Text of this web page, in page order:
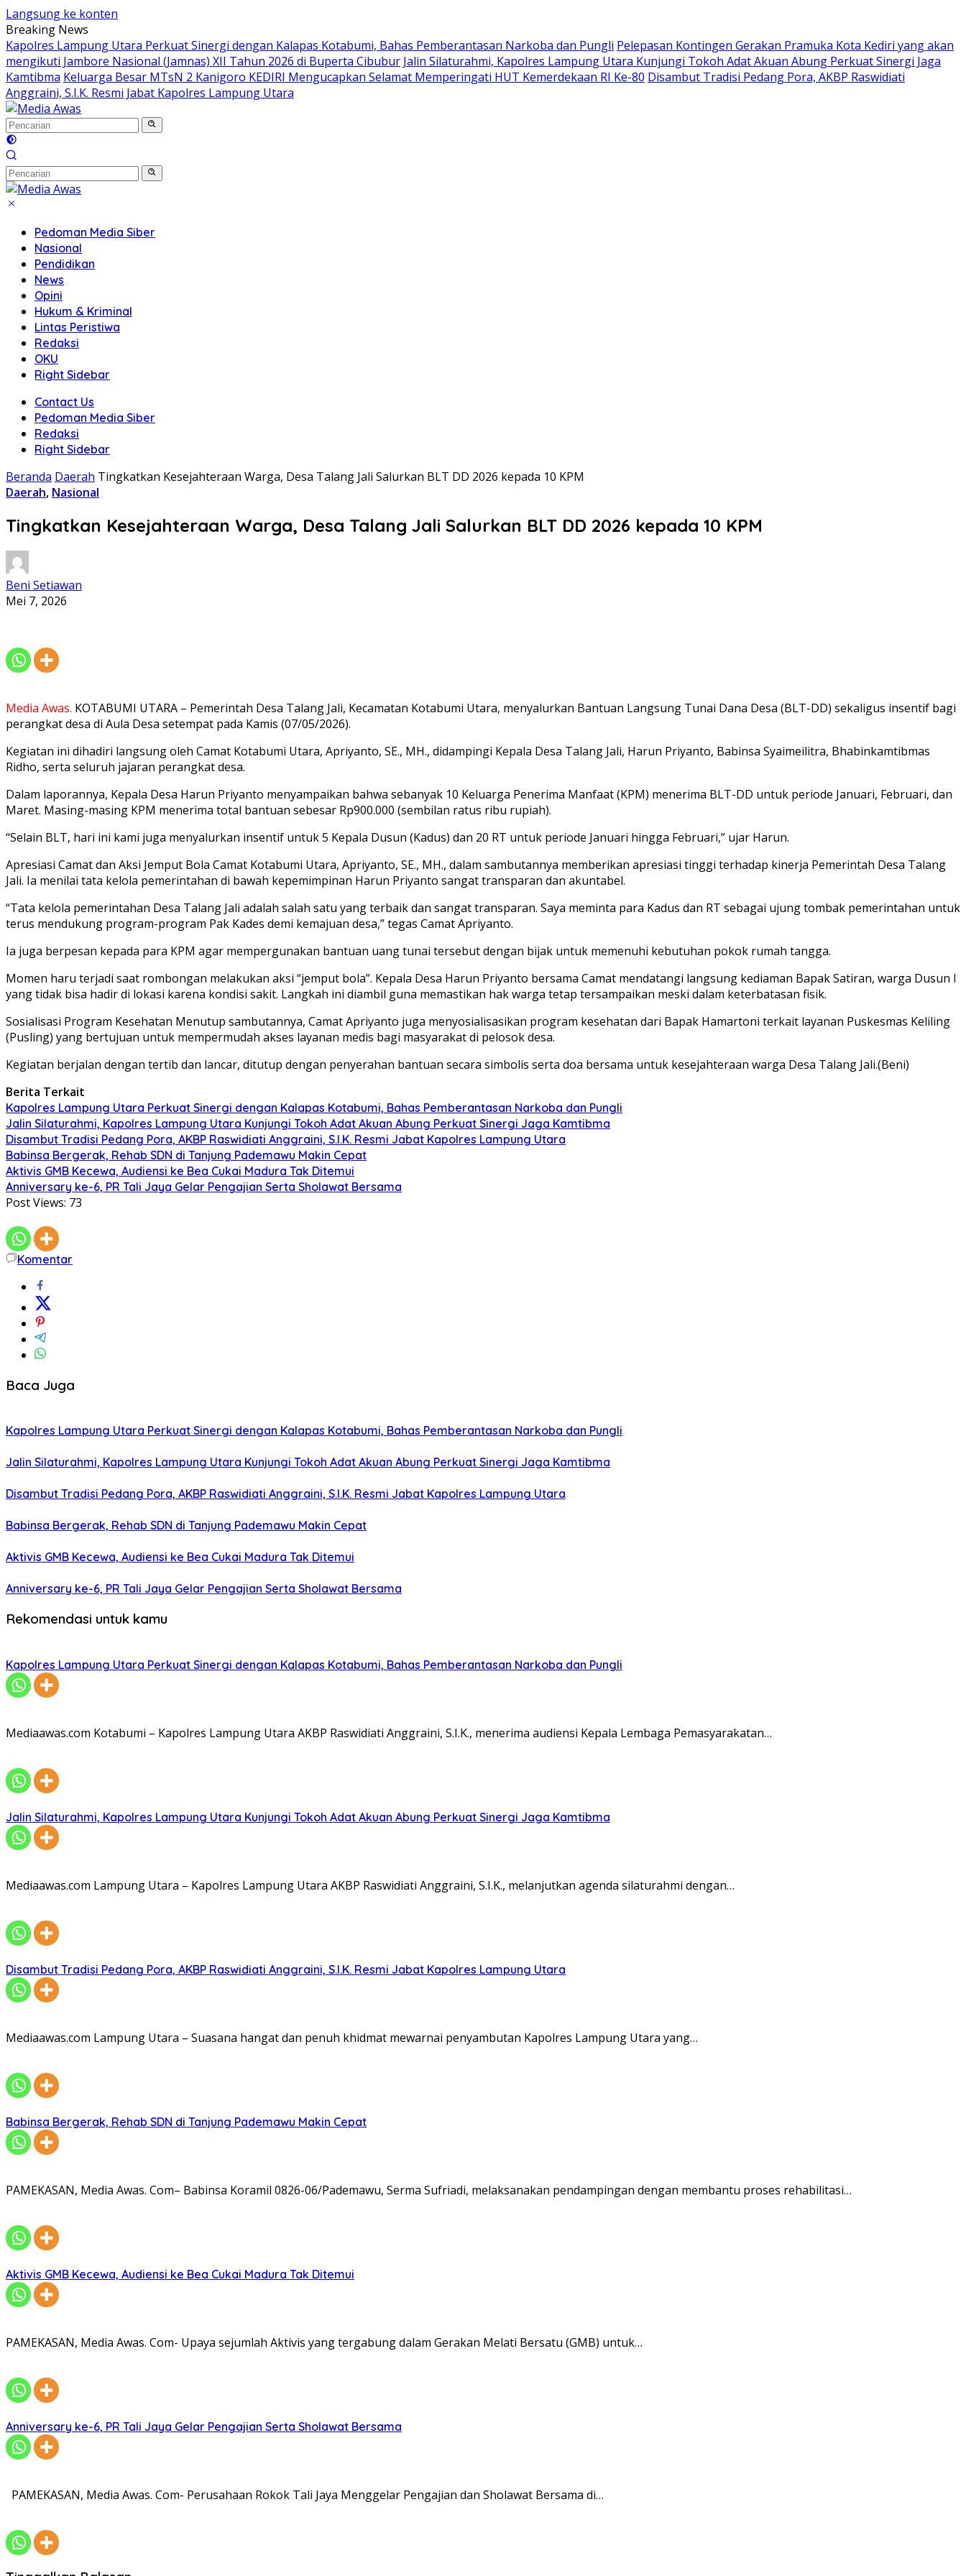
Langsung ke konten
Breaking News
Kapolres Lampung Utara Perkuat Sinergi dengan Kalapas Kotabumi, Bahas Pemberantasan Narkoba dan Pungli Pelepasan Kontingen Gerakan Pramuka Kota Kediri yang akan
mengikuti Jambore Nasional (Jamnas) XII Tahun 2026 di Buperta Cibubur Jalin Silaturahmi, Kapolres Lampung Utara Kunjungi Tokoh Adat Akuan Abung Perkuat Sinergi Jaga
Kamtibma Keluarga Besar MTsN 2 Kanigoro KEDIRI Mengucapkan Selamat Memperingati HUT Kemerdekaan RI Ke-80 Disambut Tradisi Pedang Pora, AKBP Raswidiati
Anggraini, S.I.K. Resmi Jabat Kapolres Lampung Utara
Pedoman Media Siber
Nasional
Pendidikan
News
Opini
Hukum & Kriminal
Lintas Peristiwa
Redaksi
OKU
Right Sidebar
Contact Us
Pedoman Media Siber
Redaksi
Right Sidebar
Beranda Daerah Tingkatkan Kesejahteraan Warga, Desa Talang Jali Salurkan BLT DD 2026 kepada 10 KPM
Daerah, Nasional
Tingkatkan Kesejahteraan Warga, Desa Talang Jali Salurkan BLT DD 2026 kepada 10 KPM
Beni Setiawan
Mei 7, 2026
Media Awas. KOTABUMI UTARA – Pemerintah Desa Talang Jali, Kecamatan Kotabumi Utara, menyalurkan Bantuan Langsung Tunai Dana Desa (BLT-DD) sekaligus insentif bagi
perangkat desa di Aula Desa setempat pada Kamis (07/05/2026).
Kegiatan ini dihadiri langsung oleh Camat Kotabumi Utara, Apriyanto, SE., MH., didampingi Kepala Desa Talang Jali, Harun Priyanto, Babinsa Syaimeilitra, Bhabinkamtibmas
Ridho, serta seluruh jajaran perangkat desa.
Dalam laporannya, Kepala Desa Harun Priyanto menyampaikan bahwa sebanyak 10 Keluarga Penerima Manfaat (KPM) menerima BLT-DD untuk periode Januari, Februari, dan
Maret. Masing-masing KPM menerima total bantuan sebesar Rp900.000 (sembilan ratus ribu rupiah).
“Selain BLT, hari ini kami juga menyalurkan insentif untuk 5 Kepala Dusun (Kadus) dan 20 RT untuk periode Januari hingga Februari,” ujar Harun.
Apresiasi Camat dan Aksi Jemput Bola Camat Kotabumi Utara, Apriyanto, SE., MH., dalam sambutannya memberikan apresiasi tinggi terhadap kinerja Pemerintah Desa Talang
Jali. Ia menilai tata kelola pemerintahan di bawah kepemimpinan Harun Priyanto sangat transparan dan akuntabel.
“Tata kelola pemerintahan Desa Talang Jali adalah salah satu yang terbaik dan sangat transparan. Saya meminta para Kadus dan RT sebagai ujung tombak pemerintahan untuk
terus mendukung program-program Pak Kades demi kemajuan desa,” tegas Camat Apriyanto.
Ia juga berpesan kepada para KPM agar mempergunakan bantuan uang tunai tersebut dengan bijak untuk memenuhi kebutuhan pokok rumah tangga.
Momen haru terjadi saat rombongan melakukan aksi “jemput bola”. Kepala Desa Harun Priyanto bersama Camat mendatangi langsung kediaman Bapak Satiran, warga Dusun I
yang tidak bisa hadir di lokasi karena kondisi sakit. Langkah ini diambil guna memastikan hak warga tetap tersampaikan meski dalam keterbatasan fisik.
Sosialisasi Program Kesehatan Menutup sambutannya, Camat Apriyanto juga menyosialisasikan program kesehatan dari Bapak Hamartoni terkait layanan Puskesmas Keliling
(Pusling) yang bertujuan untuk mempermudah akses layanan medis bagi masyarakat di pelosok desa.
Kegiatan berjalan dengan tertib dan lancar, ditutup dengan penyerahan bantuan secara simbolis serta doa bersama untuk kesejahteraan warga Desa Talang Jali.(Beni)
Berita Terkait
Kapolres Lampung Utara Perkuat Sinergi dengan Kalapas Kotabumi, Bahas Pemberantasan Narkoba dan Pungli
Jalin Silaturahmi, Kapolres Lampung Utara Kunjungi Tokoh Adat Akuan Abung Perkuat Sinergi Jaga Kamtibma
Disambut Tradisi Pedang Pora, AKBP Raswidiati Anggraini, S.I.K. Resmi Jabat Kapolres Lampung Utara
Babinsa Bergerak, Rehab SDN di Tanjung Pademawu Makin Cepat
Aktivis GMB Kecewa, Audiensi ke Bea Cukai Madura Tak Ditemui
Anniversary ke-6, PR Tali Jaya Gelar Pengajian Serta Sholawat Bersama
Post Views: 73
Komentar
Baca Juga
Kapolres Lampung Utara Perkuat Sinergi dengan Kalapas Kotabumi, Bahas Pemberantasan Narkoba dan Pungli
Jalin Silaturahmi, Kapolres Lampung Utara Kunjungi Tokoh Adat Akuan Abung Perkuat Sinergi Jaga Kamtibma
Disambut Tradisi Pedang Pora, AKBP Raswidiati Anggraini, S.I.K. Resmi Jabat Kapolres Lampung Utara
Babinsa Bergerak, Rehab SDN di Tanjung Pademawu Makin Cepat
Aktivis GMB Kecewa, Audiensi ke Bea Cukai Madura Tak Ditemui
Anniversary ke-6, PR Tali Jaya Gelar Pengajian Serta Sholawat Bersama
Rekomendasi untuk kamu
Kapolres Lampung Utara Perkuat Sinergi dengan Kalapas Kotabumi, Bahas Pemberantasan Narkoba dan Pungli
Mediaawas.com Kotabumi – Kapolres Lampung Utara AKBP Raswidiati Anggraini, S.I.K., menerima audiensi Kepala Lembaga Pemasyarakatan…
Jalin Silaturahmi, Kapolres Lampung Utara Kunjungi Tokoh Adat Akuan Abung Perkuat Sinergi Jaga Kamtibma
Mediaawas.com Lampung Utara – Kapolres Lampung Utara AKBP Raswidiati Anggraini, S.I.K., melanjutkan agenda silaturahmi dengan…
Disambut Tradisi Pedang Pora, AKBP Raswidiati Anggraini, S.I.K. Resmi Jabat Kapolres Lampung Utara
Mediaawas.com Lampung Utara – Suasana hangat dan penuh khidmat mewarnai penyambutan Kapolres Lampung Utara yang…
Babinsa Bergerak, Rehab SDN di Tanjung Pademawu Makin Cepat
PAMEKASAN, Media Awas. Com– Babinsa Koramil 0826-06/Pademawu, Serma Sufriadi, melaksanakan pendampingan dengan membantu proses rehabilitasi…
Aktivis GMB Kecewa, Audiensi ke Bea Cukai Madura Tak Ditemui
PAMEKASAN, Media Awas. Com- Upaya sejumlah Aktivis yang tergabung dalam Gerakan Melati Bersatu (GMB) untuk…
Anniversary ke-6, PR Tali Jaya Gelar Pengajian Serta Sholawat Bersama
PAMEKASAN, Media Awas. Com- Perusahaan Rokok Tali Jaya Menggelar Pengajian dan Sholawat Bersama di…